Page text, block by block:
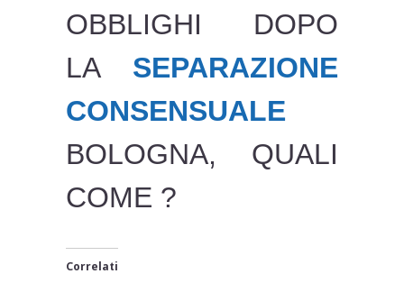
OBBLIGHI DOPO
LA SEPARAZIONE
CONSENSUALE
BOLOGNA, QUALI
COME ?
Correlati